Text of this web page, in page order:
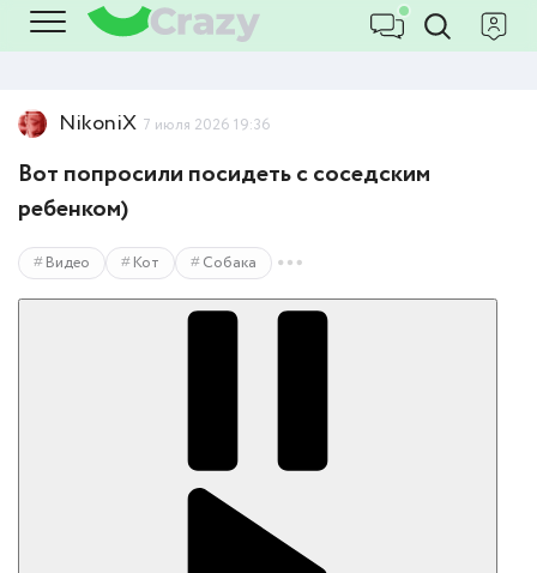
NikoniX 7 июля 2026 19:36
Вот попросили посидеть с соседским
ребенком)
Видео Кот Собака